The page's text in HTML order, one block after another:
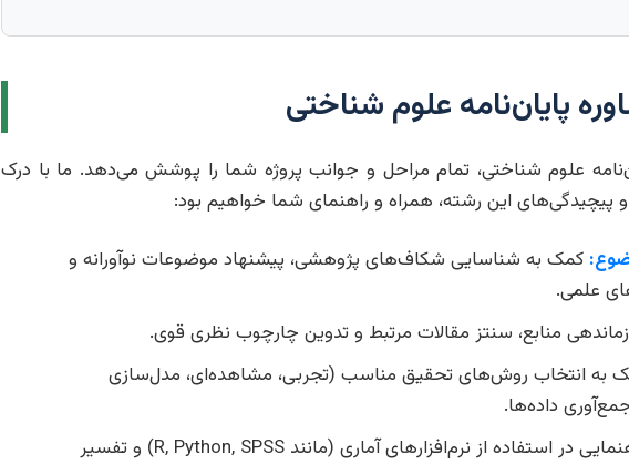
پایان‌نامه علوم شناختی
علوم شناختی، تمام مراحل و جوانب پروژه شما را پوشش می‌دهد. ما با درک
پیچیدگی‌های این رشته، همراه و راهنمای شما خواهیم بود:
کمک به شناسایی شکاف‌های پژوهشی، پیشنهاد موضوعات نوآورانه و
علمی.
منابع، سنتز مقالات مرتبط و تدوین چارچوب نظری قوی.
به انتخاب روش‌های تحقیق مناسب (تجربی، مشاهده‌ای، مدل‌سازی
داده‌ها.
راهنمایی در استفاده از نرم‌افزارهای آماری (مانند R, Python, SPSS) و تفسیر